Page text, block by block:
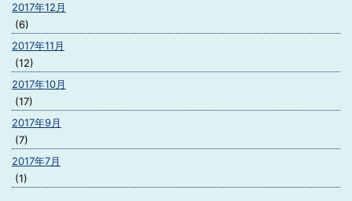
2017年12月
(6)
2017年11月
(12)
2017年10月
(17)
2017年9月
(7)
2017年7月
(1)